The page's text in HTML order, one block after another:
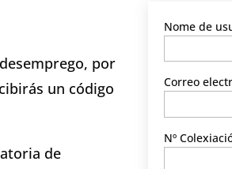
por
un código
de
Nome de
Correo
Nº